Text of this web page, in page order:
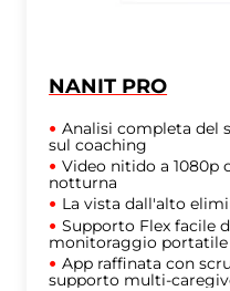
NANIT PRO
Analisi completa del
sul coaching
Video nitido a 1080p
notturna
La vista dall'alto
Supporto Flex facile
monitoraggio portatile
App raffinata con
supporto multi-